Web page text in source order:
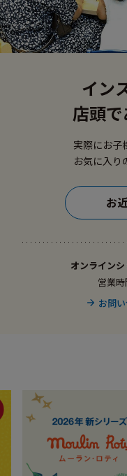
イン
店頭
実際にお子
お気に入り
お
オンライン
営業
お問